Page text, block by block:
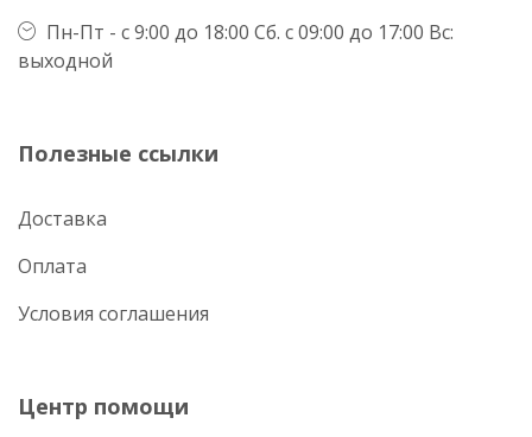
Пн-Пт - с 9:00 до 18:00 Сб. с 09:00 до 17:00 Вс:
выходной
Полезные ссылки
Доставка
Оплата
Условия соглашения
Центр помощи